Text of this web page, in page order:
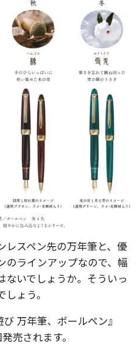
レスペン先の万年筆と、優
のラインアップなので、幅
ないでしょうか。そういっ
ょう。
万年筆、ボールペン』
売されます。